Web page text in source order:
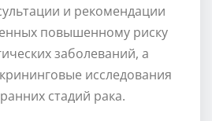
и рекомендации
повышенному риску
заболеваний, а
исследования
стадий рака.